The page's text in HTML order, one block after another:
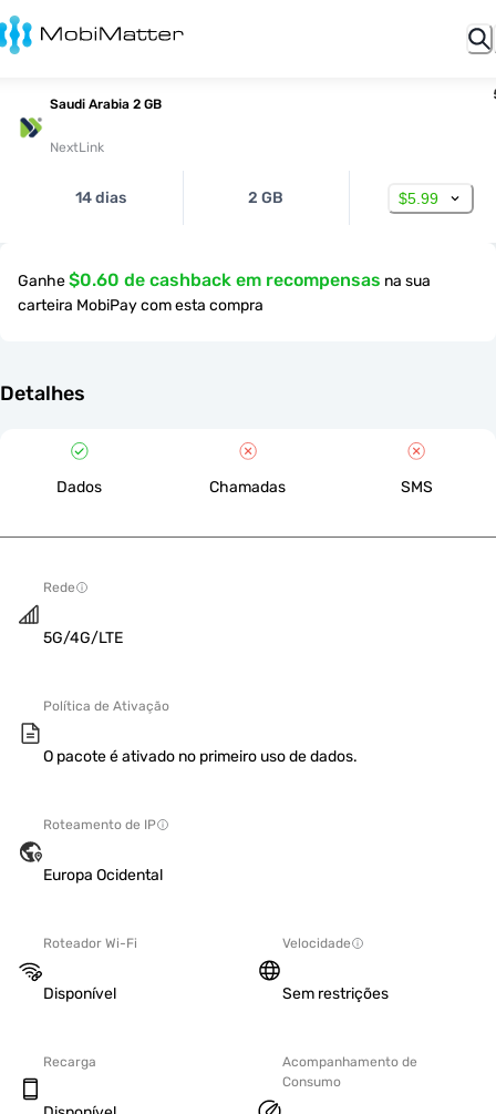
Saudi Arabia 2 GB
NextLink
14 dias 2 GB $5.99
Ganhe$0.60 de cashback em recompensas na sua
carteira MobiPay com esta compra
Detalhes
Dados Chamadas SMS
Rede
5G/4G/LTE
Política de Ativação
O pacote é ativado no primeiro uso de dados.
Roteamento de IP
Europa Ocidental
Roteador Wi-Fi
Disponível
Velocidade
Sem restrições
Recarga
Acompanhamento de
Consumo